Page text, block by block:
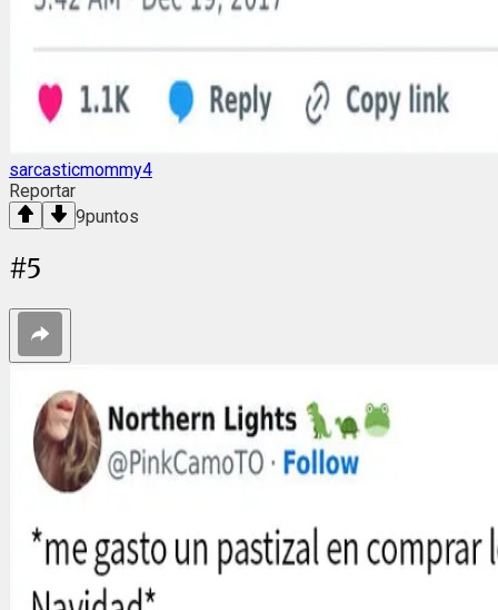
sarcasticmommy4
Reportar
9puntos
#5